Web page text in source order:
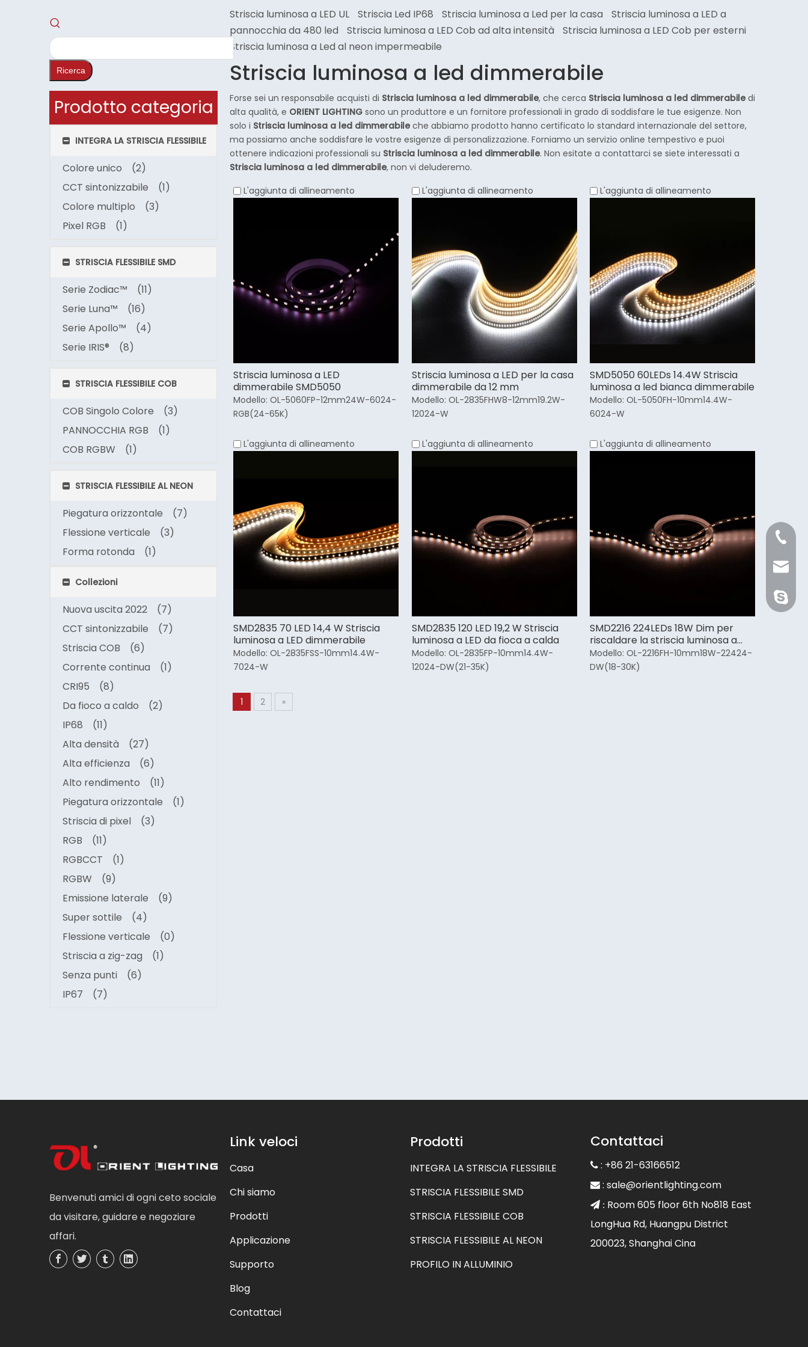
Ricerca
Prodotto categoria
INTEGRA LA STRISCIA FLESSIBILE
Colore unico
(2)
CCT sintonizzabile
(1)
Colore multiplo
(3)
Pixel RGB
(1)
STRISCIA FLESSIBILE SMD
Serie Zodiac™
(11)
Serie Luna™
(16)
Serie Apollo™
(4)
Serie IRIS®
(8)
STRISCIA FLESSIBILE COB
COB Singolo Colore
(3)
PANNOCCHIA RGB
(1)
COB RGBW
(1)
STRISCIA FLESSIBILE AL NEON
Piegatura orizzontale
(7)
Flessione verticale
(3)
Forma rotonda
(1)
Collezioni
Nuova uscita 2022
(7)
CCT sintonizzabile
(7)
Striscia COB
(6)
Corrente continua
(1)
CRI95
(8)
Da fioco a caldo
(2)
IP68
(11)
Alta densità
(27)
Alta efficienza
(6)
Alto rendimento
(11)
Piegatura orizzontale
(1)
Striscia di pixel
(3)
RGB
(11)
RGBCCT
(1)
RGBW
(9)
Emissione laterale
(9)
Super sottile
(4)
Flessione verticale
(0)
Striscia a zig-zag
(1)
Senza punti
(6)
IP67
(7)
Striscia luminosa a LED UL Striscia Led IP68 Striscia luminosa a Led per la casa
Striscia luminosa a LED a
pannocchia da 480 led
Striscia luminosa a LED Cob ad alta intensità
Striscia luminosa a LED Cob per esterni
Striscia luminosa a Led al neon impermeabile
Striscia luminosa a led dimmerabile
Forse sei un responsabile acquisti di Striscia luminosa a led dimmerabile, che cerca Striscia luminosa a led dimmerabiledi
alta qualità, e ORIENT LIGHTING sono un produttore e un fornitore professionali in grado di soddisfare le tue esigenze. Non
solo i Striscia luminosa a led dimmerabileche abbiamo prodotto hanno certificato lo standard internazionale del settore,
ma possiamo anche soddisfare le vostre esigenze di personalizzazione. Forniamo un servizio online tempestivo e puoi
ottenere indicazioni professionali su Striscia luminosa a led dimmerabile. Non esitate a contattarci se siete interessati a
Striscia luminosa a led dimmerabile, non vi deluderemo.
L'aggiunta di allineamento
Striscia luminosa a LED
dimmerabile SMD5050
Modello: OL-5060FP-12mm24W-6024-
RGB(24-65K)
L'aggiunta di allineamento
Striscia luminosa a LED per la casa
dimmerabile da 12 mm
Modello: OL-2835FHW8-12mm19.2W-
12024-W
L'aggiunta di allineamento
SMD5050 60LEDs 14.4W Striscia
luminosa a led bianca dimmerabile
Modello: OL-5050FH-10mm14.4W-
6024-W
L'aggiunta di allineamento
SMD2835 70 LED 14,4 W Striscia
luminosa a LED dimmerabile
Modello: OL-2835FSS-10mm14.4W-
7024-W
L'aggiunta di allineamento
SMD2835 120 LED 19,2 W Striscia
luminosa a LED da fioca a calda
Modello: OL-2835FP-10mm14.4W-
12024-DW(21-35K)
L'aggiunta di allineamento
SMD2216 224LEDs 18W Dim per
riscaldare la striscia luminosa a
LED
Modello: OL-2216FH-10mm18W-22424-
DW(18-30K)
1 2 »
Benvenuti amici di ogni ceto sociale
da visitare, guidare e negoziare
affari.
Link veloci
Casa
Chi siamo
Prodotti
Applicazione
Supporto
Blog
Contattaci
Prodotti
INTEGRA LA STRISCIA FLESSIBILE
STRISCIA FLESSIBILE SMD
STRISCIA FLESSIBILE COB
STRISCIA FLESSIBILE AL NEON
PROFILO IN ALLUMINIO
Contattaci
 : +86 21-63166512
 : sale@orientlighting.com
 : Room 605 floor 6th No818 East
LongHua Rd, Huangpu District
200023, Shanghai Cina
+86 21